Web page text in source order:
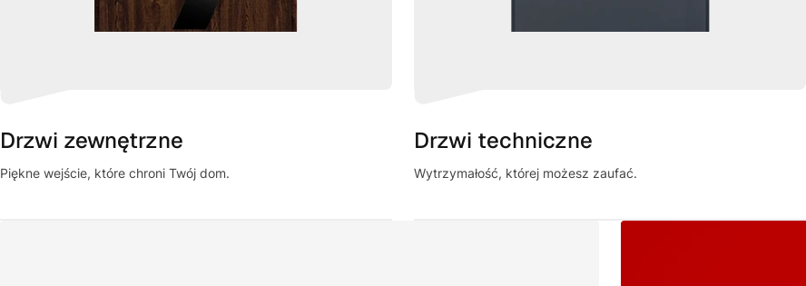
Drzwi zewnętrzne
Piękne wejście, które chroni Twój dom.
Drzwi techniczne
Wytrzymałość, której możesz zaufać.